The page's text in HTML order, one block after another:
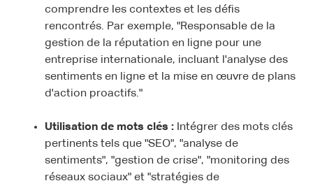
comprendre les contextes et les défis
rencontrés. Par exemple, "Responsable de la
gestion de la réputation en ligne pour une
entreprise internationale, incluant l'analyse des
sentiments en ligne et la mise en œuvre de plans
d'action proactifs."
Utilisation de mots clés : Intégrer des mots clés
pertinents tels que "SEO", "analyse de
sentiments", "gestion de crise", "monitoring des
réseaux sociaux" et "stratégies de